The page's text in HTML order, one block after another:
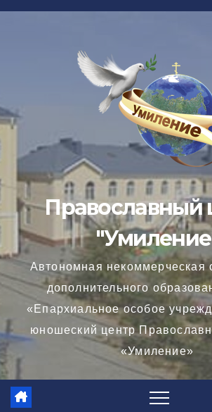
Перейти
Православный
Автономная некоммерческая
дополнительного
«Епархиальное особое
юношеский центр
«Умиление»